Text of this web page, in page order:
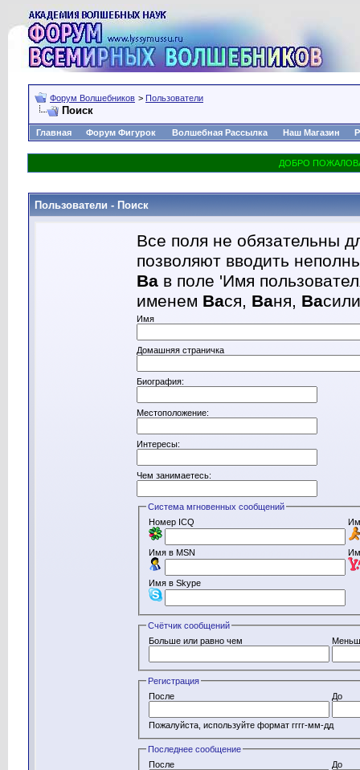
Форум Волшебников > Пользователи
Поиск
Главная Форум Фигурок Волшебная Рассылка Наш Магазин
Пользователи - Поиск
Все поля не обязательны
позволяют вводить
Ва в поле 'Имя
именем Вася, Ваня, Ва
Имя
Домашняя страничка
Биография:
Местоположение:
Интересы:
Чем занимаетесь:
Система мгновенных сообщений
Номер ICQ
Имя в MSN
Имя в Skype
Счётчик сообщений
Больше или равно чем
Регистрация
После
До
Пожалуйста, используйте формат гггг-мм-дд
Последнее сообщение
После
До